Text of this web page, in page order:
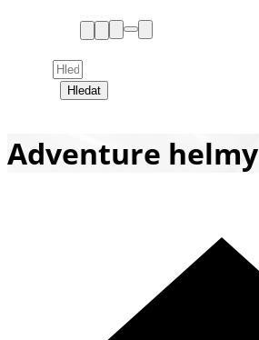
Hledat
Adventure helmy